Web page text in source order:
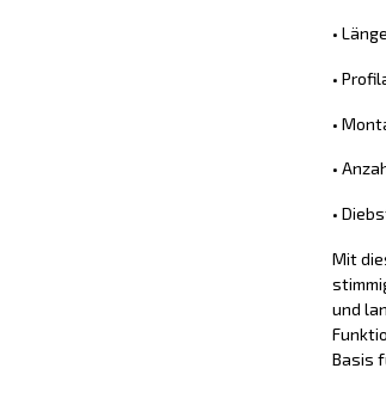
•
•
•
•
•
Mit
und
Basis